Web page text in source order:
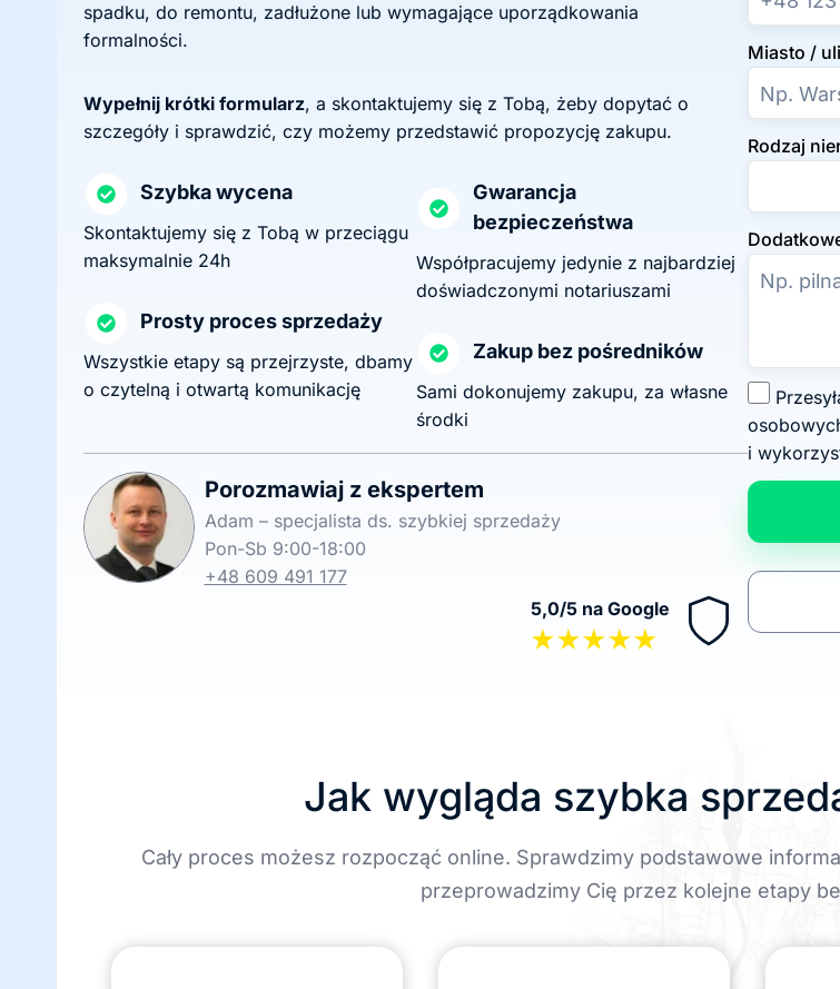
spadku, do remontu, zadłużone lub wymagające uporządkowania
formalności.
Wypełnij krótki formularz, a skontaktujemy się z Tobą, żeby dopytać o
szczegóły i sprawdzić, czy możemy przedstawić propozycję zakupu.
Szybka wycena
Skontaktujemy się z Tobą w przeciągu
maksymalnie 24h
Prosty proces sprzedaży
Wszystkie etapy są przejrzyste, dbamy
o czytelną i otwartą komunikację
Gwarancja
bezpieczeństwa
Współpracujemy jedynie z najbardziej
doświadczonymi notariuszami
Zakup bez pośredników
Sami dokonujemy zakupu, za własne
środki
Porozmawiaj z ekspertem
Adam – specjalista ds. szybkiej sprzedaży
Pon-Sb 9:00-18:00
+48 609 491 177
5,0/5 na Google
★★★★★
Miasto /
Rodzaj
g
o
d
n
p
o
i
Jak wygląda szybka
Cały proces możesz rozpocząć online. Sprawdzimy podstawowe
przeprowadzimy Cię przez kolejne etapy